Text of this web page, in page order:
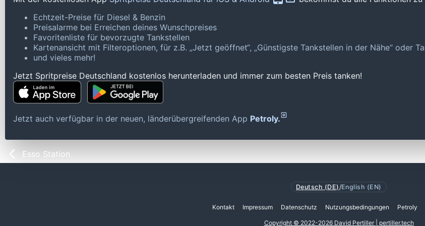
Echtzeit-Preise für Diesel & Benzin
Preisalarme bei Erreichen deines Wunschpreises
Favoritenliste für bevorzugte Tankstellen
Kartenansicht mit Filteroptionen, für z.B. „Jetzt geöffnet“, „Günstigste Tankstellen in der Nähe“ oder
und vieles mehr!
Jetzt Spritpreise Deutschland kostenlos herunterladen und immer zum besten Preis tanken!
Jetzt auch verfügbar in der neuen, länderübergreifenden App Petroly.
Esso Station
Deutsch (DE) /English (EN)
Kontakt Impressum Datenschutz Nutzungsbedingungen Petroly
Copyright © 2022-2026 David Pertiller | pertiller.tech